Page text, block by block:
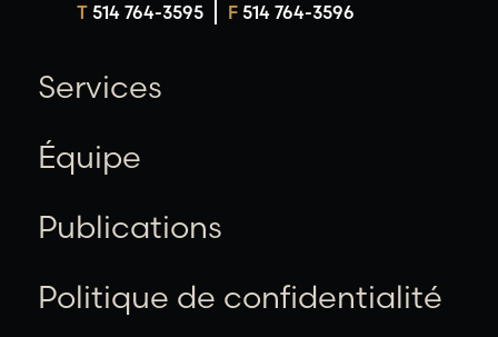
T514 764-3595 F514 764-3596
Services
Équipe
Publications
Politique de confidentialité